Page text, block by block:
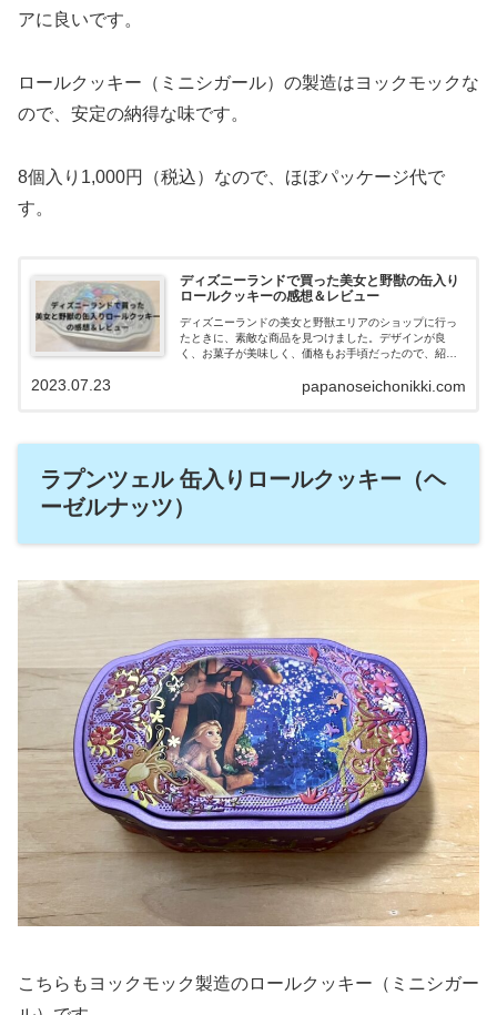
アに良いです。
ロールクッキー（ミニシガール）の製造はヨックモックな
ので、安定の納得な味です。
8個入り1,000円（税込）なので、ほぼパッケージ代で
す。
ディズニーランドで買った美女と野獣の缶入り
ロールクッキーの感想＆レビュー
ディズニーランドの美女と野獣エリアのショップに行っ
たときに、素敵な商品を見つけました。デザインが良
く、お菓子が美味しく、価格もお手頃だったので、紹介
papanoseichonikki.com
2023.07.23
ラプンツェル 缶入りロールクッキー（ヘ
ーゼルナッツ）
こちらもヨックモック製造のロールクッキー（ミニシガー